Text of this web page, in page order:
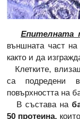
Епителната
външната част
както и да
Клетките,
са подредени
повърхността на
В състава на
50 протеина,